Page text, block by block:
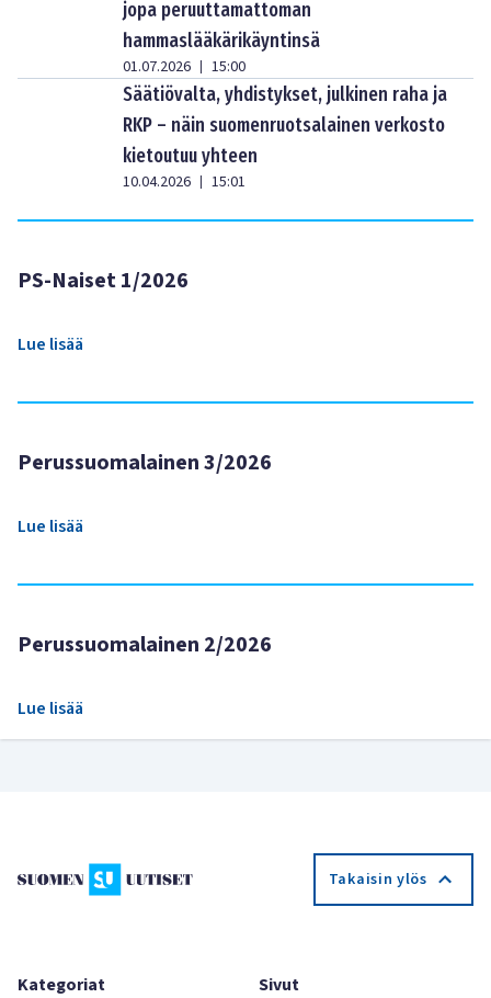
jopa peruuttamattoman
hammaslääkärikäyntinsä
01.07.2026 | 15:00
Säätiövalta, yhdistykset, julkinen raha ja
RKP – näin suomenruotsalainen verkosto
kietoutuu yhteen
10.04.2026 | 15:01
PS-Naiset 1/2026
Lue lisää
Perussuomalainen 3/2026
Lue lisää
Perussuomalainen 2/2026
Lue lisää
Takaisin ylös
Kategoriat
Sivut